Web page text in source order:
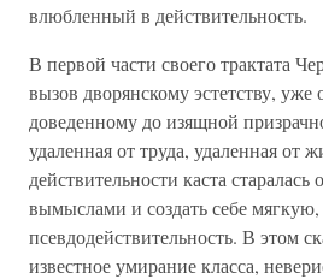
влюбленный в действительность.
В первой части своего трактата
вызов дворянскому эстетству,
доведенному до изящной
удаленная от труда, удаленная от
действительности каста старалась
вымыслами и создать себе
псевдодействительность. В этом
известное умирание класса,